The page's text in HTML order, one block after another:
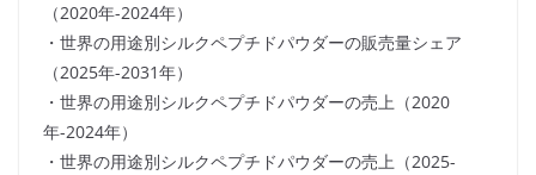
（2020年-2024年）
・世界の用途別シルクペプチドパウダーの販売量シェア
（2025年-2031年）
・世界の用途別シルクペプチドパウダーの売上（2020
年-2024年）
・世界の用途別シルクペプチドパウダーの売上（2025-